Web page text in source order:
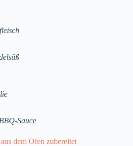
Sauce
dem Ofen zubereitet